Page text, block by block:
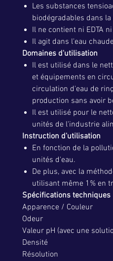
Les substances
biodégradables dans
Il ne contient ni EDTA ni
Il agit dans l'eau
Domaines d'utilisation
Il est utilisé dans le
et équipements en
circulation d'eau de
production sans avoir
Il est utilisé pour le
unités de l'industrie
Instruction d'utilisation
En fonction de la
unités d'eau.
De plus, avec la
utilisant même 1% en
Spécifications techniques
Apparence / Couleur
Odeur
Valeur pH (avec une
Densité
Résolution